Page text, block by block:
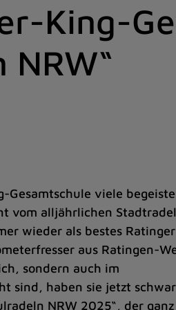
King-
NRW“
Gesamtschule viele
vom alljährlichen
wieder als bestes Ratinger
aus Ratingen-
sondern auch im
sind, haben sie jetzt
NRW 2025“, der ganz